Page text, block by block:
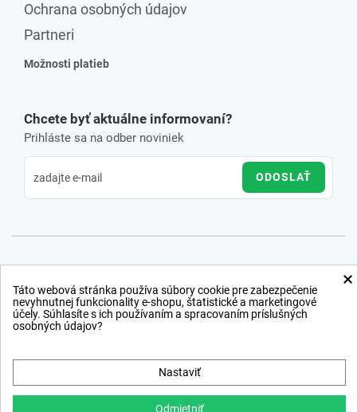
Ochrana osobných údajov
Partneri
Možnosti platieb
Chcete byť aktuálne informovaní?
Prihláste sa na odber noviniek
ODOSLAŤ
×
Táto webová stránka používa súbory cookie pre zabezpečenie
nevyhnutnej funkcionality e-shopu, štatistické a marketingové
účely. Súhlasíte s ich používaním a spracovaním príslušných
osobných údajov?
Nastaviť
Odmietniť